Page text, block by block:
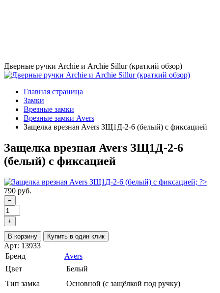
Дверные ручки Archie и Archie Sillur (краткий обзор)
Главная страница
Замки
Врезные замки
Врезные замки Avers
Защелка врезная Avers ЗЩ1Д-2-6 (белый) с фиксацией
Защелка врезная Avers ЗЩ1Д-2-6
(белый) с фиксацией
790 руб.
−
+
В корзину Купить в один клик
Арт: 13933
Бренд
Avers
Цвет
Белый
Тип замка
Основной (с защёлкой под ручку)